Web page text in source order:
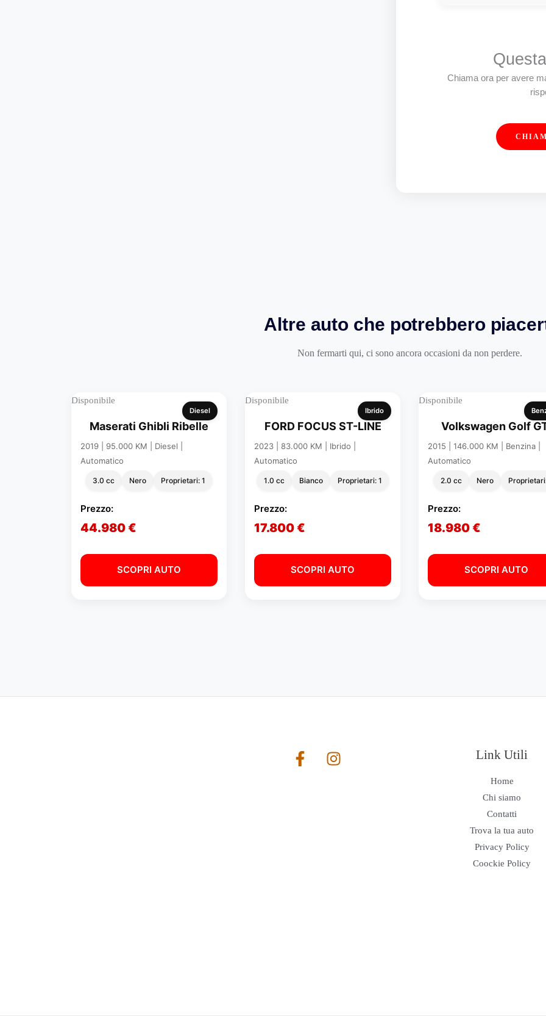
Sensori parcheggio
anteriori/posteriori
PORTELLONE
Clima automatico
Disponibilità test
Garanzia 12 MESI
Chiama ora per avere
Altre auto che potrebbero
Non fermarti qui, ci sono ancora occasioni da non perdere.
Diesel
Disponibile
Maserati Ghibli Ribelle
2019 | 95.000 KM | Diesel |
Automatico
3.0 cc Nero Proprietari: 1
Prezzo:
44.980 €
SCOPRI AUTO
Ibrido
Disponibile
FORD FOCUS ST-LINE
2023 | 83.000 KM | Ibrido |
Automatico
1.0 cc Bianco Proprietari: 1
Prezzo:
17.800 €
SCOPRI AUTO
Disponibile
Volkswagen Golf
2015 | 146.000 KM | Benzina |
Automatico
2.0 cc Nero
Prezzo:
18.980 €
SCOPRI AUTO
Link Utili
Home
Chi siamo
Contatti
Trova la tua auto
Privacy Policy
Coockie Policy